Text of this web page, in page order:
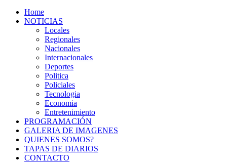
Home
NOTICIAS
Locales
Regionales
Nacionales
Internacionales
Deportes
Politica
Policiales
Tecnologia
Economia
Entretenimiento
PROGRAMACIÓN
GALERIA DE IMAGENES
QUIENES SOMOS?
TAPAS DE DIARIOS
CONTACTO